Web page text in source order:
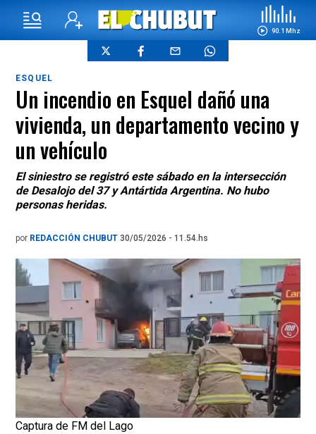
90.1 Mhz
ESQUEL
Un incendio en Esquel dañó una
vivienda, un departamento vecino y
un vehículo
El siniestro se registró este sábado en la intersección
de Desalojo del 37 y Antártida Argentina. No hubo
personas heridas.
por REDACCIÓN CHUBUT 30/05/2026 - 11.54.hs
Captura de FM del Lago